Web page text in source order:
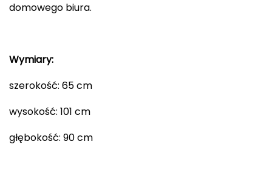
domowego biura.
Wymiary:
szerokość: 65 cm
wysokość: 101 cm
głębokość: 90 cm